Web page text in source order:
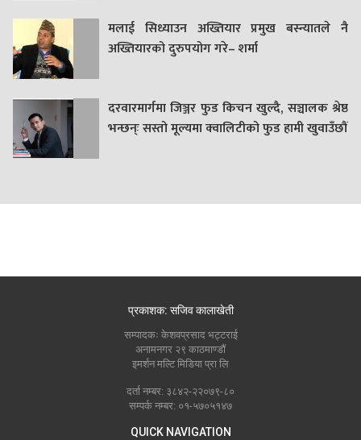
मलाई सिध्याउन अख्तियार प्रमुख बस्न्यातले नै
अख्तियारको दुरुपयोग गरे– शर्मा
दरवारमार्गमा जिञ्जर फुड किचन खुल्दै, सञ्चालक श्रेष्ठ
भन्छन्ः सस्तो मूल्यमा क्वालिटीको फुड हामी खुवाउँछौं
प्रकाशक: सजिव कालाखेती
सम्पादकः केशवप्रसाद भट्टराई
अनामनगर २९ काठमाण्डौं
इमर्शन मल्टि मिडिया प्रा लि
दर्ता नम्बर: ३८४२-२२०७९-८०
सम्पर्क नम्बर: ०१-५७०५१४७
QUICK NAVIGATION